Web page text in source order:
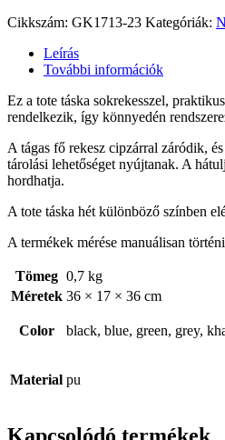
Cikkszám: GK1713-23 Kategóriák:
Leírás
További információk
Ez a tote táska sokrekesszel,
rendelkezik, így könnyedén
A tágas fő rekesz cipzárral záródik,
tárolási lehetőséget nyújtanak. A
hordhatja.
A tote táska hét különböző színben
A termékek mérése manuálisan
Tömeg 0,7 kg
Méretek 36 × 17 × 36 cm
Color black, blue, green, grey,
Material pu
Kapcsolódó termékek